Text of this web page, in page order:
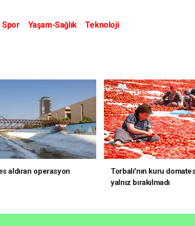
Spor Yaşam-Sağlık
Teknoloji
aldıran operasyon
Torbalı'nın kuru
yalnız bırakılmadı